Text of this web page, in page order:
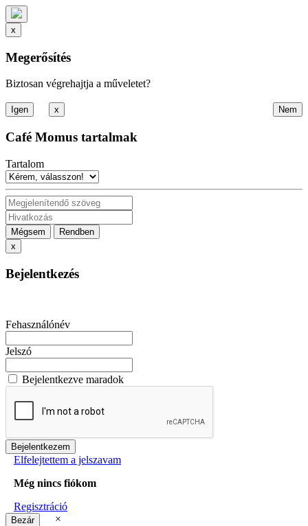
x
Megerősítés
Biztosan végrehajtja a műveletet?
x
Café Momus tartalmak
Tartalom
Mégsem
Rendben
x
Bejelentkezés
Fehasználónév
Jelszó
Bejelentkezve maradok
Elfelejtettem a jelszavam
Még nincs fiókom
Regisztráció
×